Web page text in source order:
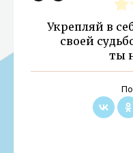
Укрепляй в
своей
ты